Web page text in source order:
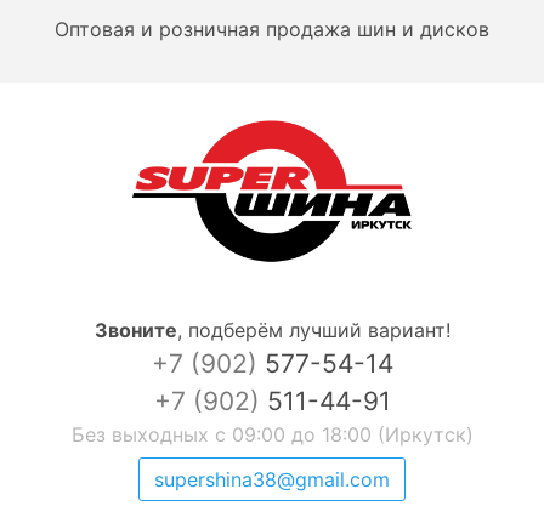
Оптовая и розничная продажа шин и дисков
Звоните, подберём лучший вариант!
+7 (902) 577-54-14
+7 (902) 511-44-91
Без выходных с 09:00 до 18:00 (Иркутск)
supershina38@gmail.com